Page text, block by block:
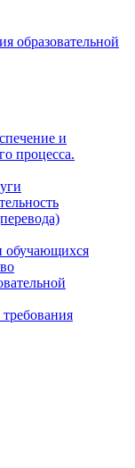
образовательной
и
процесса.
обучающихся